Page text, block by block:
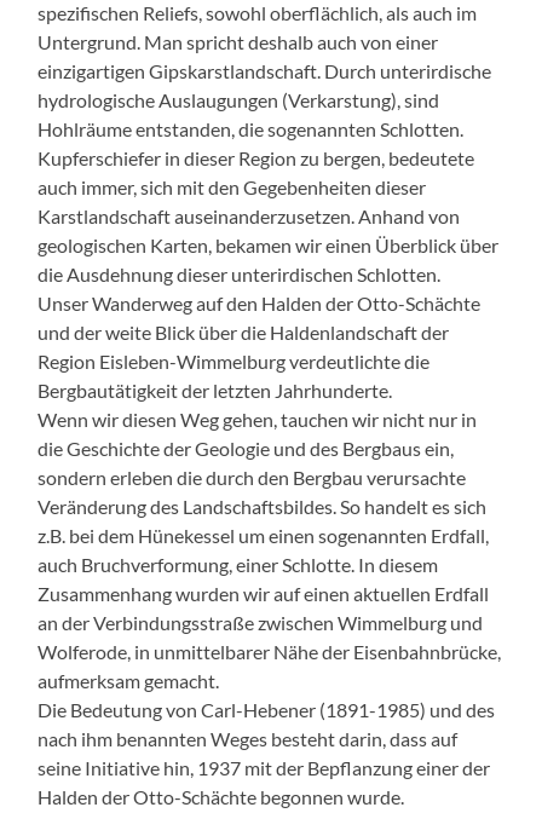
spezifischen Reliefs, sowohl oberflächlich, als auch im
Untergrund. Man spricht deshalb auch von einer
einzigartigen Gipskarstlandschaft. Durch unterirdische
hydrologische Auslaugungen (Verkarstung), sind
Hohlräume entstanden, die sogenannten Schlotten.
Kupferschiefer in dieser Region zu bergen, bedeutete
auch immer, sich mit den Gegebenheiten dieser
Karstlandschaft auseinanderzusetzen. Anhand von
geologischen Karten, bekamen wir einen Überblick über
die Ausdehnung dieser unterirdischen Schlotten.
Unser Wanderweg auf den Halden der Otto-Schächte
und der weite Blick über die Haldenlandschaft der
Region Eisleben-Wimmelburg verdeutlichte die
Bergbautätigkeit der letzten Jahrhunderte.
Wenn wir diesen Weg gehen, tauchen wir nicht nur in
die Geschichte der Geologie und des Bergbaus ein,
sondern erleben die durch den Bergbau verursachte
Veränderung des Landschaftsbildes. So handelt es sich
z.B. bei dem Hünekessel um einen sogenannten Erdfall,
auch Bruchverformung, einer Schlotte. In diesem
Zusammenhang wurden wir auf einen aktuellen Erdfall
an der Verbindungsstraße zwischen Wimmelburg und
Wolferode, in unmittelbarer Nähe der Eisenbahnbrücke,
aufmerksam gemacht.
Die Bedeutung von Carl-Hebener (1891-1985) und des
nach ihm benannten Weges besteht darin, dass auf
seine Initiative hin, 1937 mit der Bepflanzung einer der
Halden der Otto-Schächte begonnen wurde.